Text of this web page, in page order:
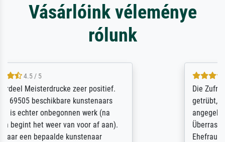
Vásárlóink véleménye
rólunk
Die Zufriedenheit ist auch nicht dadurch
getrübt, dass das Bild entgegen einer
angegebenen Lieferanschrift (sollte eine
Überraschung für die normannische
Ehefrau sein zum Hochzeits- gleichzeitig